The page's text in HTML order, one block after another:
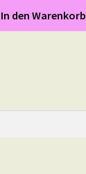
In den Warenkorb